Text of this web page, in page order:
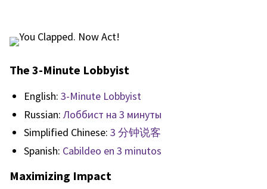
The 3-Minute Lobbyist
English: 3-Minute Lobbyist
Russian: Лоббист на 3 минуты
Simplified Chinese: 3 分钟说客
Spanish: Cabildeo en 3 minutos
Maximizing Impact